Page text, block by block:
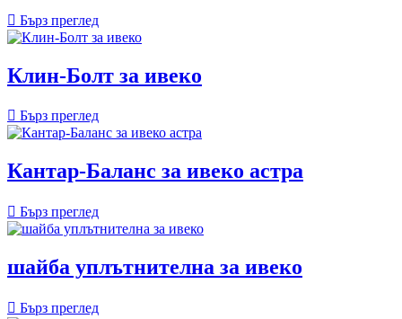
 Бърз преглед
Клин-Болт за ивеко
 Бърз преглед
Кантар-Баланс за ивеко астра
 Бърз преглед
шайба уплътнителна за ивеко
 Бърз преглед